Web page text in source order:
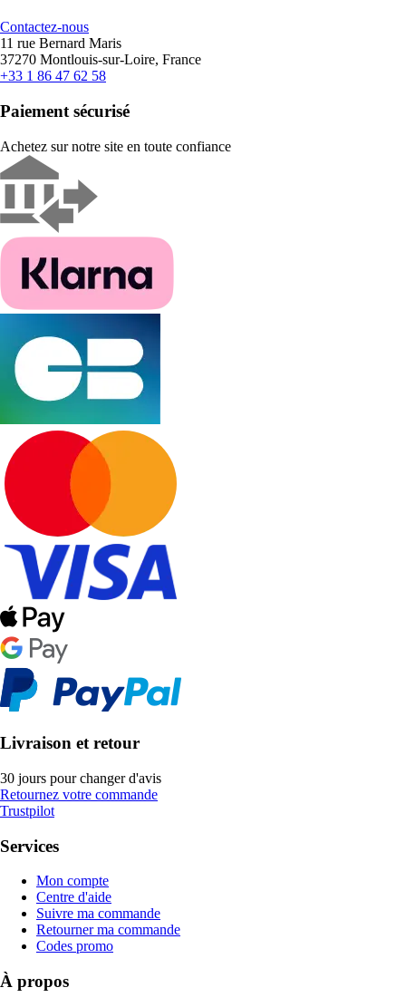
Contactez-nous
11 rue Bernard Maris
37270 Montlouis-sur-Loire, France
+33 1 86 47 62 58
Paiement sécurisé
Achetez sur notre site en toute confiance
Livraison et retour
30 jours pour changer d'avis
Retournez votre commande
Trustpilot
Services
Mon compte
Centre d'aide
Suivre ma commande
Retourner ma commande
Codes promo
À propos